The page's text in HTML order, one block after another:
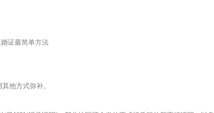
他方式弥补。